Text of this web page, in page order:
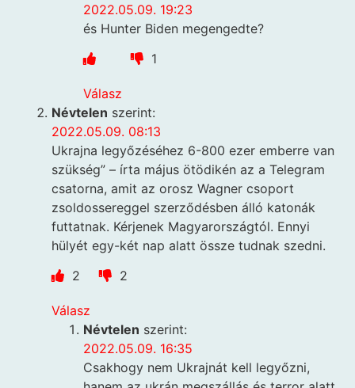
2022.05.09. 19:23
és Hunter Biden megengedte?
1
Válasz
Névtelen szerint:
2022.05.09. 08:13
Ukrajna legyőzéséhez 6-800 ezer emberre van
szükség” – írta május ötödikén az a Telegram
csatorna, amit az orosz Wagner csoport
zsoldossereggel szerződésben álló katonák
futtatnak. Kérjenek Magyarországtól. Ennyi
hülyét egy-két nap alatt össze tudnak szedni.
2
2
Válasz
Névtelen szerint:
2022.05.09. 16:35
Csakhogy nem Ukrajnát kell legyőzni,